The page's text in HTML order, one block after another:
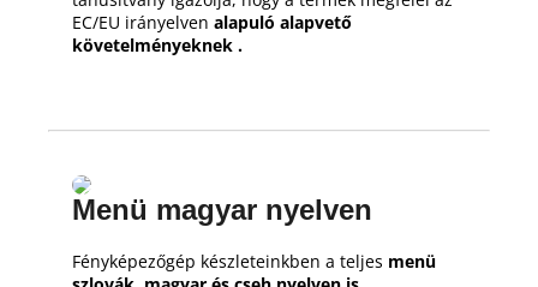
EC/EU irányelven alapuló alapvető
követelményeknek .
Menü magyar nyelven
Fényképezőgép készleteinkben a teljes menü